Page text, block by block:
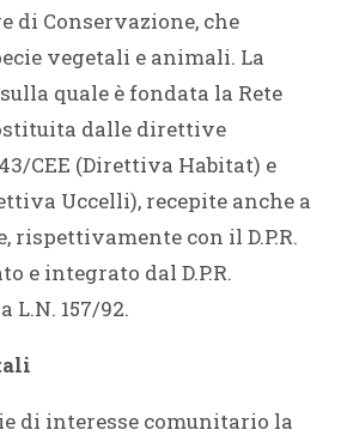
di Conservazione, che
vegetali e animali. La
quale è fondata la Rete
dalle direttive
CEE (Direttiva Habitat) e
Uccelli), recepite anche a
rispettivamente con il D.P.R.
e integrato dal D.P.R.
L.N. 157/92.
di interesse comunitario la